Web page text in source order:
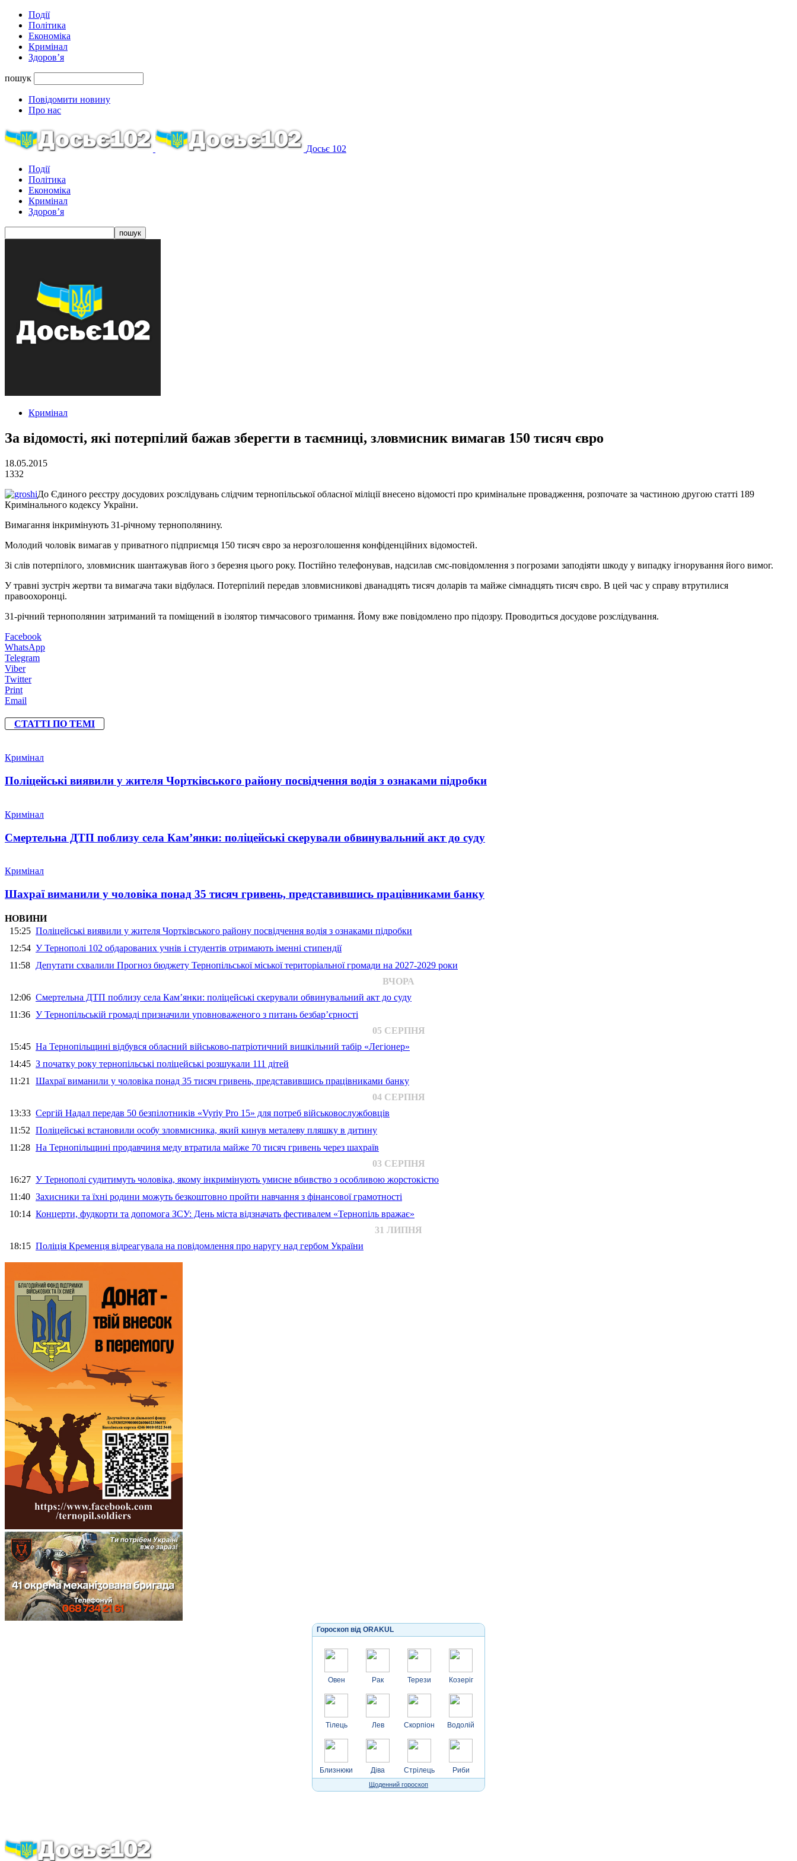
Події
Політика
Економіка
Кримінал
Здоров’я
пошук
Повідомити новину
Про нас
Досьє 102
Події
Політика
Економіка
Кримінал
Здоров’я
Кримінал
За відомості, які потерпілий бажав зберегти в таємниці, зловмисник вимагав 150 тисяч євро
18.05.2015
1332
До Єдиного реєстру досудових розслідувань слідчим тернопільської обласної міліції внесено відомості про кримінальне провадження, розпочате за частиною другою статті 189
Кримінального кодексу України.
Вимагання інкримінують 31-річному тернополянину.
Молодий чоловік вимагав у приватного підприємця 150 тисяч євро за нерозголошення конфіденційних відомостей.
Зі слів потерпілого, зловмисник шантажував його з березня цього року. Постійно телефонував, надсилав смс-повідомлення з погрозами заподіяти шкоду у випадку ігнорування його вимог.
У травні зустріч жертви та вимагача таки відбулася. Потерпілий передав зловмисникові дванадцять тисяч доларів та майже сімнадцять тисяч євро. В цей час у справу втрутилися
правоохоронці.
31-річний тернополянин затриманий та поміщений в ізолятор тимчасового тримання. Йому вже повідомлено про підозру. Проводиться досудове розслідування.
Facebook
WhatsApp
Telegram
Viber
Twitter
Print
Email
СТАТТІ ПО ТЕМІ
Кримінал
Поліцейські виявили у жителя Чортківського району посвідчення водія з ознаками підробки
Кримінал
Смертельна ДТП поблизу села Кам’янки: поліцейські скерували обвинувальний акт до суду
Кримінал
Шахраї виманили у чоловіка понад 35 тисяч гривень, представившись працівниками банку
НОВИНИ
15:25 Поліцейські виявили у жителя Чортківського району посвідчення водія з ознаками підробки
12:54 У Тернополі 102 обдарованих учнів і студентів отримають іменні стипендії
11:58 Депутати схвалили Прогноз бюджету Тернопільської міської територіальної громади на 2027-2029 роки
ВЧОРА
12:06 Смертельна ДТП поблизу села Кам’янки: поліцейські скерували обвинувальний акт до суду
11:36 У Тернопільській громаді призначили уповноваженого з питань безбар’єрності
05 СЕРПНЯ
15:45 На Тернопільщині відбувся обласний військово-патріотичний вишкільний табір «Легіонер»
14:45 З початку року тернопільські поліцейські розшукали 111 дітей
11:21 Шахраї виманили у чоловіка понад 35 тисяч гривень, представившись працівниками банку
04 СЕРПНЯ
13:33 Сергій Надал передав 50 безпілотників «Vyriy Pro 15» для потреб військовослужбовців
11:52 Поліцейські встановили особу зловмисника, який кинув металеву пляшку в дитину
11:28 На Тернопільщині продавчиня меду втратила майже 70 тисяч гривень через шахраїв
03 СЕРПНЯ
16:27 У Тернополі судитимуть чоловіка, якому інкримінують умисне вбивство з особливою жорстокістю
11:40 Захисники та їхні родини можуть безкоштовно пройти навчання з фінансової грамотності
10:14 Концерти, фудкорти та допомога ЗСУ: День міста відзначать фестивалем «Тернопіль вражає»
31 ЛИПНЯ
18:15 Поліція Кременця відреагувала на повідомлення про наругу над гербом України
Гороскоп від ORAKUL
Овен
Тілець
Близнюки
Рак
Лев
Діва
Терези
Скорпіон
Стрілець
Козеріг
Водолій
Риби
Щоденний гороскоп